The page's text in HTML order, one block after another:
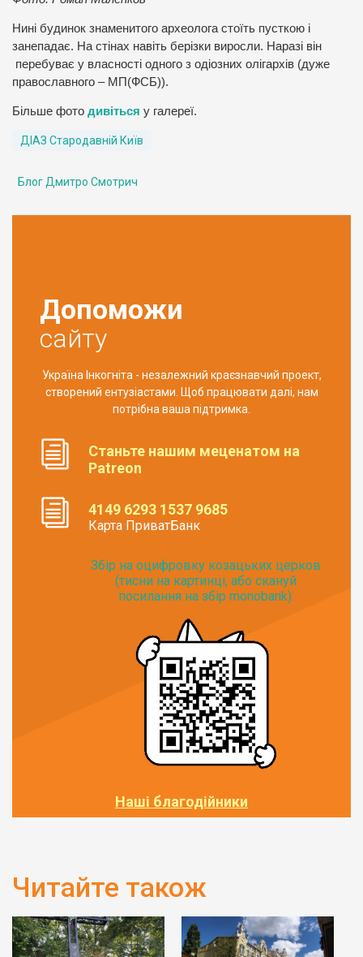
Нині будинок знаменитого археолога стоїть пусткою і
занепадає. На стінах навіть берізки виросли. Наразі він
перебуває у власності одного з одіозних олігархів (дуже
православного – МП(ФСБ)).
Більше фото дивіться у галереї.
ДІАЗ Стародавній Київ
Блог Дмитро Смотрич
Допоможи
сайту
Україна Інкогніта - незалежний краєзнавчий проект,
створений ентузіастами. Щоб працювати далі, нам
потрібна ваша підтримка.
Станьте нашим меценатом на
Patreon
4149 6293 1537 9685
Карта ПриватБанк
Збір на оцифровку козацьких церков
(тисни на картинці, або скануй
посилання на збір monobank):
Наші благодійники
Читайте також